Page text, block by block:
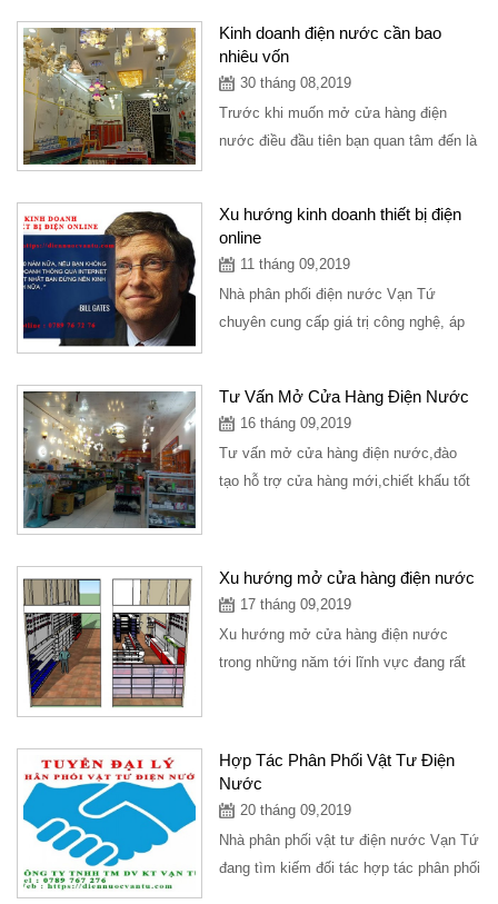
Kinh doanh điện nước cần bao
nhiêu vốn
30 tháng 08,2019
Trước khi muốn mở cửa hàng điện
nước điều đầu tiên bạn quan tâm đến là
Xu hướng kinh doanh thiết bị điện
online
11 tháng 09,2019
Nhà phân phối điện nước Vạn Tứ
chuyên cung cấp giá trị công nghệ, áp
Tư Vấn Mở Cửa Hàng Điện Nước
16 tháng 09,2019
Tư vấn mở cửa hàng điện nước,đào
tạo hỗ trợ cửa hàng mới,chiết khấu tốt
Xu hướng mở cửa hàng điện nước
17 tháng 09,2019
Xu hướng mở cửa hàng điện nước
trong những năm tới lĩnh vực đang rất
Hợp Tác Phân Phối Vật Tư Điện
Nước
20 tháng 09,2019
Nhà phân phối vật tư điện nước Vạn Tứ
đang tìm kiếm đối tác hợp tác phân phối